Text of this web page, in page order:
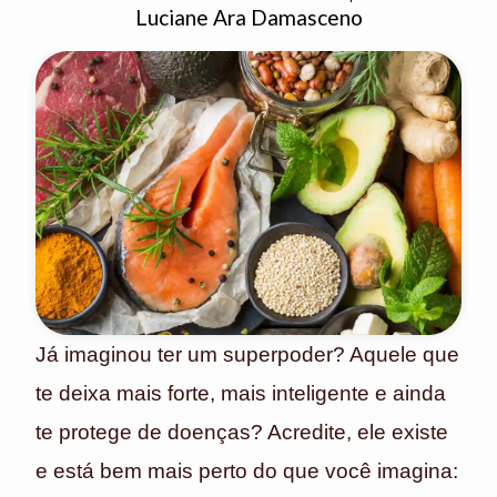
Luciane Ara Damasceno
Já imaginou ter um superpoder? Aquele que
te deixa mais forte, mais inteligente e ainda
te protege de doenças? Acredite, ele existe
e está bem mais perto do que você imagina: